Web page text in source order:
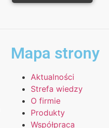
Mapa strony
Aktualności
Strefa wiedzy
O firmie
Produkty
Współpraca